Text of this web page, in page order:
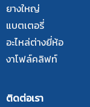
ยางใหญ่
แบตเตอรี่
อะไหล่ต่างยี่ห้อ
งาโฟล์คลิฟท์
ติดต่อเรา